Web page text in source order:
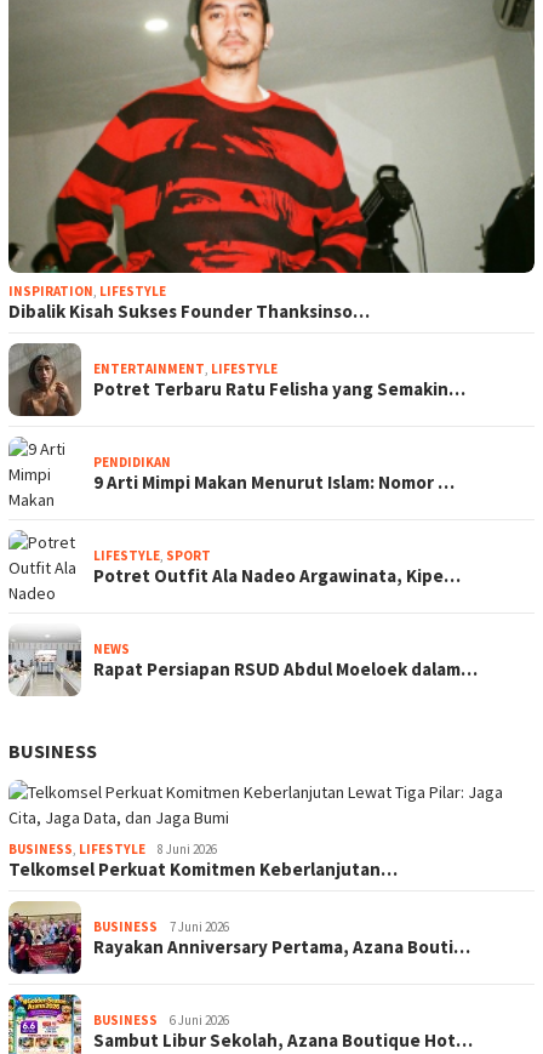
INSPIRATION, LIFESTYLE
Dibalik Kisah Sukses Founder Thanksinso…
ENTERTAINMENT, LIFESTYLE
Potret Terbaru Ratu Felisha yang Semakin…
PENDIDIKAN
9 Arti Mimpi Makan Menurut Islam: Nomor …
LIFESTYLE, SPORT
Potret Outfit Ala Nadeo Argawinata, Kipe…
NEWS
Rapat Persiapan RSUD Abdul Moeloek dalam…
BUSINESS
BUSINESS, LIFESTYLE 8 Juni 2026
Telkomsel Perkuat Komitmen Keberlanjutan…
BUSINESS 7 Juni 2026
Rayakan Anniversary Pertama, Azana Bouti…
BUSINESS 6 Juni 2026
Sambut Libur Sekolah, Azana Boutique Hot…